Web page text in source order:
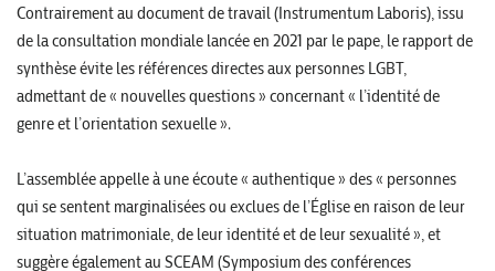
Contrairement au document de travail (Instrumentum Laboris), issu
de la consultation mondiale lancée en 2021 par le pape, le rapport de
synthèse évite les références directes aux personnes LGBT,
admettant de « nouvelles questions » concernant « l’identité de
genre et l’orientation sexuelle ».
L’assemblée appelle à une écoute « authentique » des « personnes
qui se sentent marginalisées ou exclues de l’Église en raison de leur
situation matrimoniale, de leur identité et de leur sexualité », et
suggère également au SCEAM (Symposium des conférences